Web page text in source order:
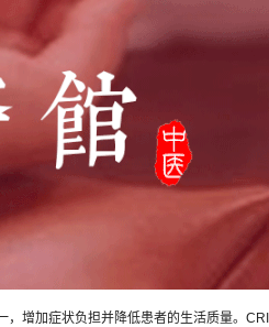
加症状负担并降低患者的生活质量。